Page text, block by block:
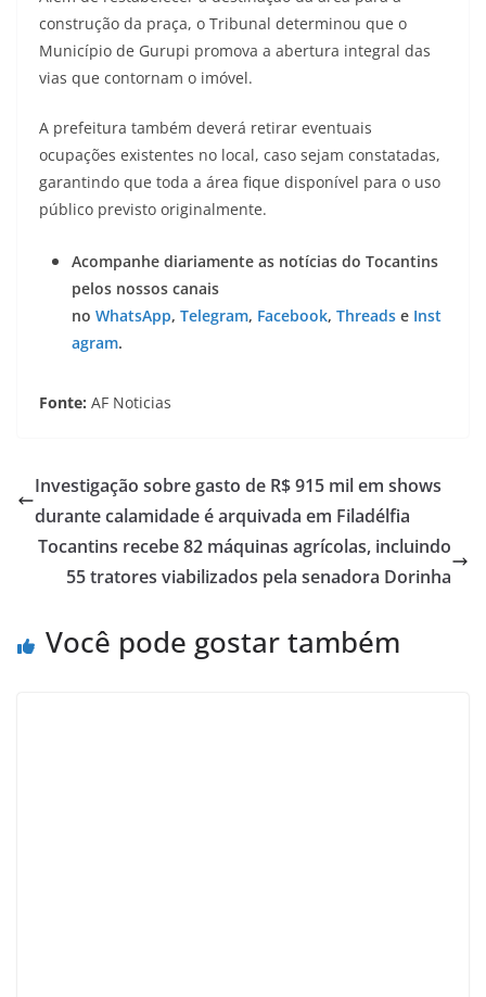
construção da praça, o Tribunal determinou que o
Município de Gurupi promova a abertura integral das
vias que contornam o imóvel.
A prefeitura também deverá retirar eventuais
ocupações existentes no local, caso sejam constatadas,
garantindo que toda a área fique disponível para o uso
público previsto originalmente.
Acompanhe diariamente as notícias do Tocantins
pelos nossos canais
no WhatsApp, Telegram, Facebook, Threads e Inst
agram.
Fonte: AF Noticias
Investigação sobre gasto de R$ 915 mil em shows
durante calamidade é arquivada em Filadélfia
Tocantins recebe 82 máquinas agrícolas, incluindo
55 tratores viabilizados pela senadora Dorinha
Você pode gostar também